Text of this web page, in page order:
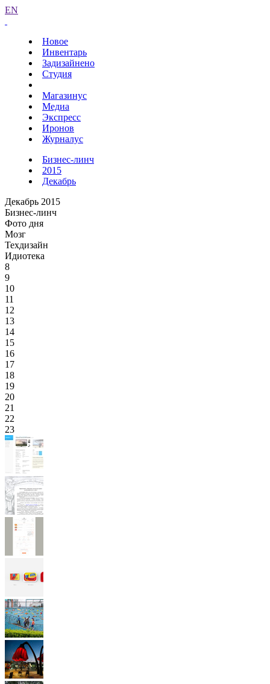
EN
Новое
Инвентарь
Задизайнено
Студия
Магазинус
Медиа
Экспресс
Иронов
Журналус
Бизнес-линч
2015
Декабрь
Декабрь 2015
Бизнес-линч
Фото дня
Мозг
Техдизайн
Идиотека
8
9
10
11
12
13
14
15
16
17
18
19
20
21
22
23